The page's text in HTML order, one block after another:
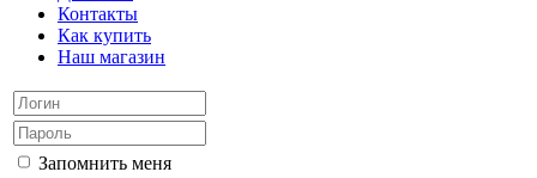
Контакты
Как купить
Наш магазин
Запомнить меня